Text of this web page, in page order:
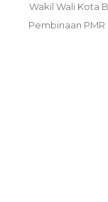
Wakil Wali Kota
Pembinaan PMR